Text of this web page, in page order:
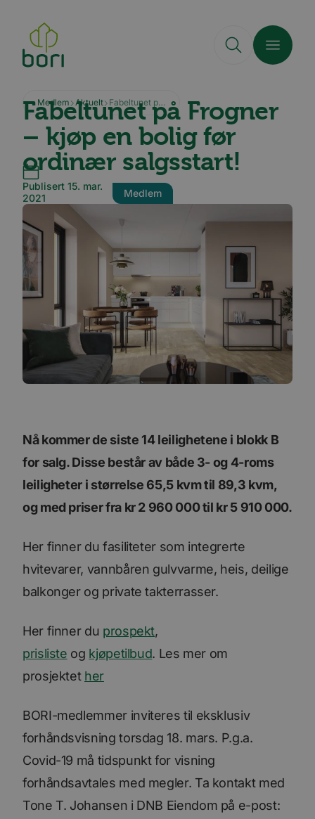
hovedinnhold
Medlem Aktuelt Fabeltunet på Frogner – kjøp en bolig før ordinær salgsstart!
Fabeltunet på Frogner
– kjøp en bolig før
ordinær salgsstart!
Publisert 15. mar.
2021
Medlem
Nå kommer de siste 14 leilighetene i blokk B
for salg. Disse består av både 3- og 4-roms
leiligheter i størrelse 65,5 kvm til 89,3 kvm,
og med priser fra kr 2 960 000 til kr 5 910 000.
Her finner du fasiliteter som integrerte
hvitevarer, vannbåren gulvvarme, heis, deilige
balkonger og private takterrasser.
Her finner du prospekt,
prisliste og kjøpetilbud. Les mer om
prosjektet her
BORI-medlemmer inviteres til eksklusiv
forhåndsvisning torsdag 18. mars. P.g.a.
Covid-19 må tidspunkt for visning
forhåndsavtales med megler. Ta kontakt med
Tone T. Johansen i DNB Eiendom på e-post: